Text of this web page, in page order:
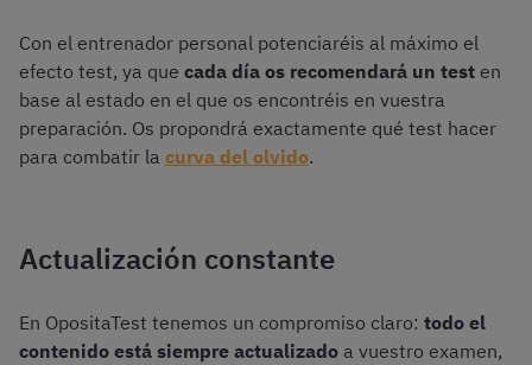
Con el entrenador personal potenciaréis al máximo el
efecto test, ya que cada día os recomendará un test en
base al estado en el que os encontréis en vuestra
preparación. Os propondrá exactamente qué test hacer
para combatir la curva del olvido.
Actualización constante
En OpositaTest tenemos un compromiso claro: todo el
contenido está siempre actualizado a vuestro examen,